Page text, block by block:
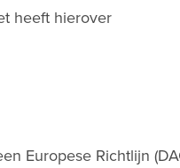
heeft hierover
Europese Richtlijn